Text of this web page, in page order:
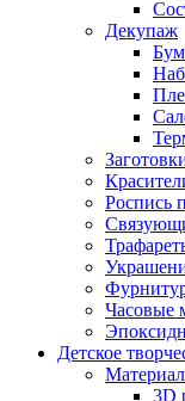
Декупаж
Роспись
Часовые
Детское
3D